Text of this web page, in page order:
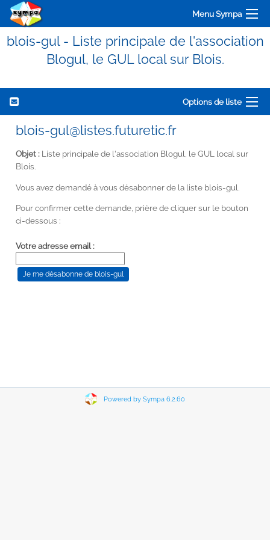
Menu Sympa
blois-gul - Liste principale de l'association
Blogul, le GUL local sur Blois.
Options de liste
blois-gul@listes.futuretic.fr
Objet : Liste principale de l'association Blogul, le GUL local sur
Blois.
Vous avez demandé à vous désabonner de la liste blois-gul.
Pour confirmer cette demande, prière de cliquer sur le bouton
ci-dessous :
Votre adresse email :
Powered by Sympa 6.2.60